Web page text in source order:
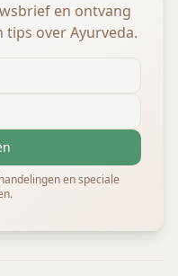
en ontvang
tips over Ayurveda.
en speciale